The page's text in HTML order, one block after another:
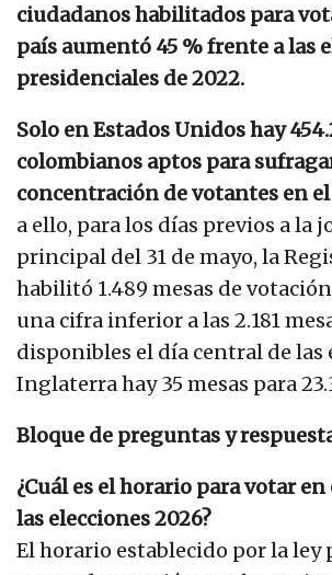
ciudadanos habilitados para
país aumentó 45 % frente a las
presidenciales de 2022.
Solo en Estados Unidos hay
colombianos aptos para
concentración de votantes en
a ello, para los días previos a la
principal del 31 de mayo, la
habilitó 1.489 mesas de
una cifra inferior a las 2.181
disponibles el día central de las
Inglaterra hay 35 mesas para
Bloque de preguntas y
¿Cuál es el horario para votar
las elecciones 2026?
El horario establecido por la ley